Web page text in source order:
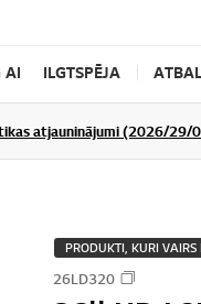
AI ILGTSPĒJA
atjauninājumi (2026/29/
PRODUKTI, KURI
26LD320